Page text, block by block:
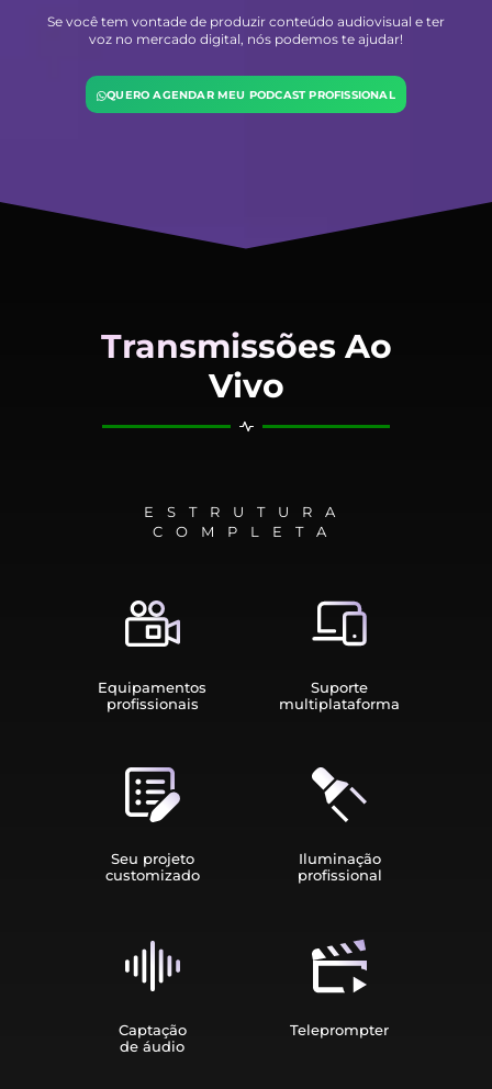
Se você tem vontade de produzir conteúdo audiovisual e ter
voz no mercado digital, nós podemos te ajudar!
QUERO AGENDAR MEU PODCAST PROFISSIONAL
Transmissões Ao
Vivo
ESTRUTURA
COMPLETA
Equipamen­tos
profissionais
Suporte
multiplata­forma
Seu projeto
customizado
Iluminação
profissional
Captação
de áudio
Teleprompter